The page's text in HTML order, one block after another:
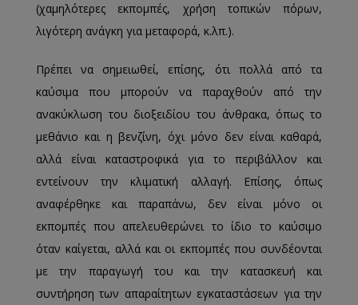
(χαμηλότερες εκπομπές, χρήση τοπικών πόρων,
λιγότερη ανάγκη για μεταφορά, κ.λπ.).
Πρέπει να σημειωθεί, επίσης, ότι πολλά από τα
καύσιμα που μπορούν να παραχθούν από την
ανακύκλωση του διοξειδίου του άνθρακα, όπως το
μεθάνιο και η βενζίνη, όχι μόνο δεν είναι καθαρά,
αλλά είναι καταστροφικά για το περιβάλλον και
εντείνουν την κλιματική αλλαγή. Επίσης, όπως
αναφέρθηκε και παραπάνω, δεν είναι μόνο οι
εκπομπές που απελευθερώνει το ίδιο το καύσιμο
όταν καίγεται, αλλά και οι εκπομπές που συνδέονται
με την παραγωγή του και την κατασκευή και
συντήρηση των απαραίτητων εγκαταστάσεων για την